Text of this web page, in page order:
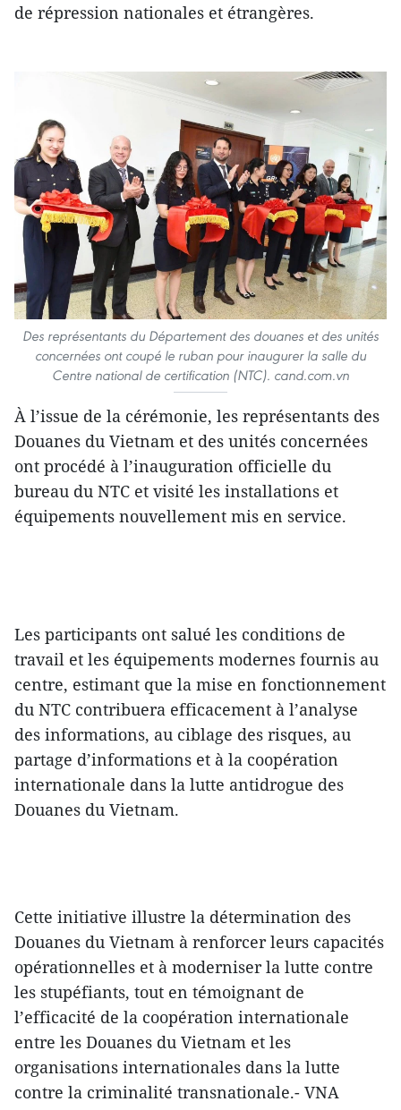
de répression nationales et étrangères.
Des représentants du Département des douanes et des unités
concernées ont coupé le ruban pour inaugurer la salle du
Centre national de certification (NTC). cand.com.vn
À l’issue de la cérémonie, les représentants des
Douanes du Vietnam et des unités concernées
ont procédé à l’inauguration officielle du
bureau du NTC et visité les installations et
équipements nouvellement mis en service.
Les participants ont salué les conditions de
travail et les équipements modernes fournis au
centre, estimant que la mise en fonctionnement
du NTC contribuera efficacement à l’analyse
des informations, au ciblage des risques, au
partage d’informations et à la coopération
internationale dans la lutte antidrogue des
Douanes du Vietnam.
Cette initiative illustre la détermination des
Douanes du Vietnam à renforcer leurs capacités
opérationnelles et à moderniser la lutte contre
les stupéfiants, tout en témoignant de
l’efficacité de la coopération internationale
entre les Douanes du Vietnam et les
organisations internationales dans la lutte
contre la criminalité transnationale.- VNA